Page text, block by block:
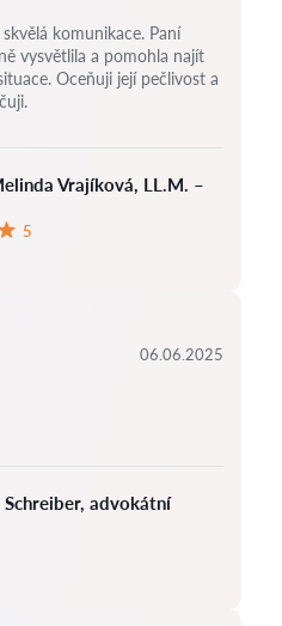
Vrajíková, LL.M. –
5
komunikace. Paní
vysvětlila a pomohla najít
Oceňuji její pečlivost a
advokátní
06.06.2025